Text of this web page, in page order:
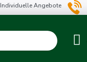
Individuelle Angebote